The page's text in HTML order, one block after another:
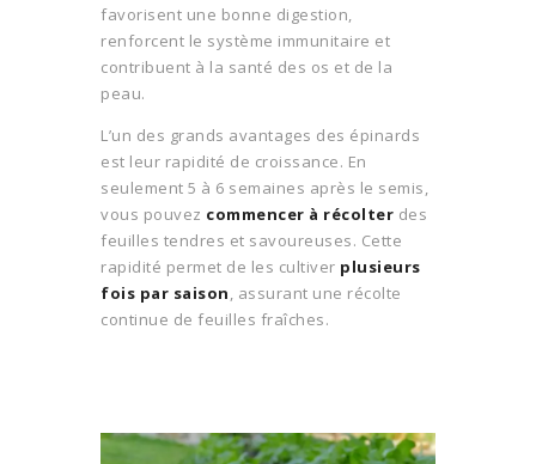
favorisent une bonne digestion,
renforcent le système immunitaire et
contribuent à la santé des os et de la
peau.
L’un des grands avantages des épinards
est leur rapidité de croissance. En
seulement 5 à 6 semaines après le semis,
vous pouvez commencer à récolter des
feuilles tendres et savoureuses. Cette
rapidité permet de les cultiver plusieurs
fois par saison, assurant une récolte
continue de feuilles fraîches.